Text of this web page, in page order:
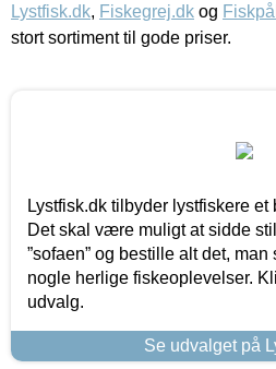
Lystfisk.dk, Fiskegrej.dk og
stort sortiment til gode priser.
Lystfisk.dk tilbyder lystfiskere
Det skal være muligt at sidde
”sofaen” og bestille alt det, man
nogle herlige fiskeoplevelser.
udvalg.
Se udvalget på